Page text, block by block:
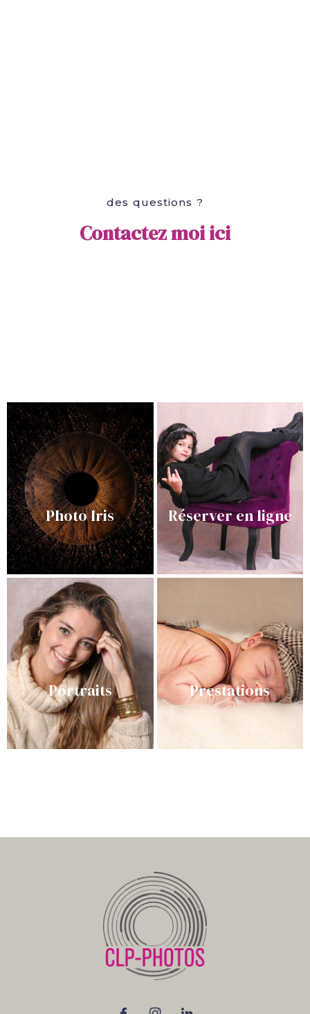
des questions ?
Contactez moi ici
Photo Iris Réserver en ligne
Portraits Prestations